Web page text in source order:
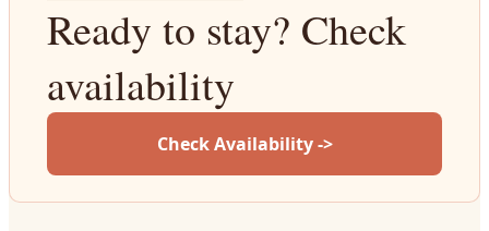
Ready to stay? Check
availability
Check Availability ->